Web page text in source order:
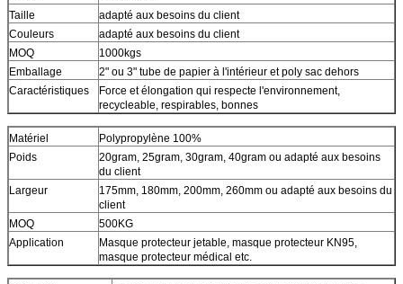
Taille
adapté aux besoins du client
Couleurs
adapté aux besoins du client
MOQ
1000kgs
Emballage
2" ou 3" tube de papier à l'intérieur et poly sac dehors
Caractéristiques
Force et élongation qui respecte l'environnement,
recycleable, respirables, bonnes
Matériel
Polypropylène 100%
Poids
20gram, 25gram, 30gram, 40gram ou adapté aux besoins
du client
Largeur
175mm, 180mm, 200mm, 260mm ou adapté aux besoins du
client
MOQ
500KG
Application
Masque protecteur jetable, masque protecteur KN95,
masque protecteur médical etc.